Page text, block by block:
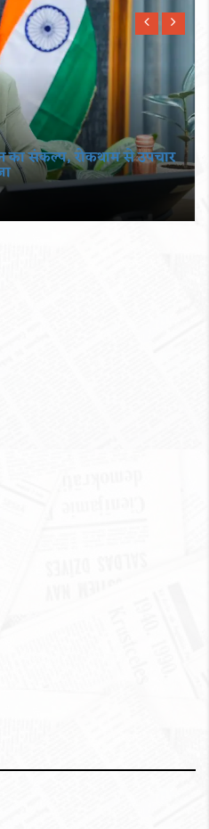
संकल्प, रोकथाम से उपचार